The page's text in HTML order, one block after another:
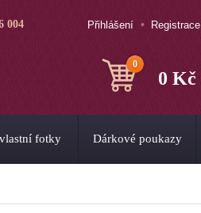
004 Přihlášení Registrace
0 Kč
0
fotky Dárkové poukazy